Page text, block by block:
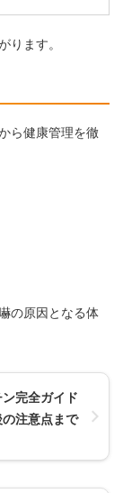
ります。
ら健康管理を徹
の原因となる体
ン完全ガイド
の注意点まで